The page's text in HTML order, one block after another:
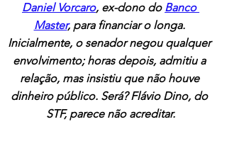
Daniel Vorcaro, ex-dono do Banco
Master, para financiar o longa.
Inicialmente, o senador negou qualquer
envolvimento; horas depois, admitiu a
relação, mas insistiu que não houve
dinheiro público. Será? Flávio Dino, do
STF, parece não acreditar.